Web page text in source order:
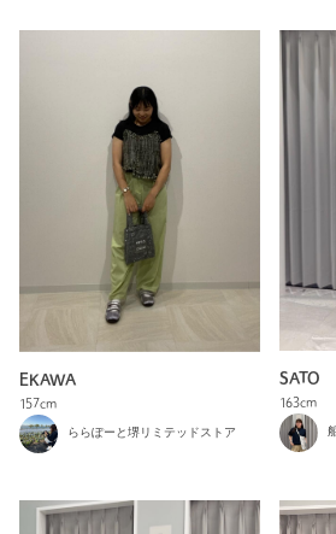
EKAWA
157cm
ららぽーと堺リミテッドストア
SATO
163cm